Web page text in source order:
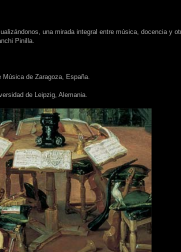
una mirada integral entre música, docencia y
Pinilla.
Música de Zaragoza, España.
de Leipzig, Alemania.